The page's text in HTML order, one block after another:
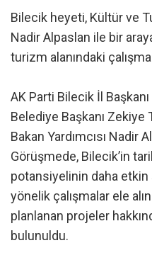
Bilecik heyeti, Kültür ve
Nadir Alpaslan ile bir
turizm alanındaki
AK Parti Bilecik İl
Belediye Başkanı
Bakan Yardımcısı Nadir
Görüşmede, Bilecik’in
potansiyelinin daha
yönelik çalışmalar ele
planlanan projeler
bulunuldu.